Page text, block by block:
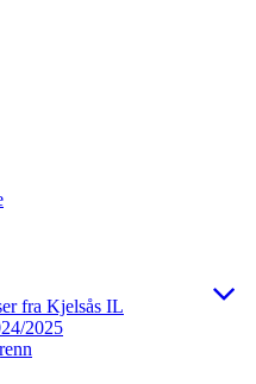
fra Kjelsås IL
2025